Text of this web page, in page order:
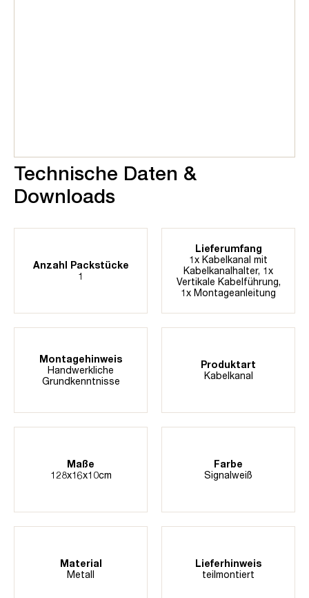
Technische Daten &
Downloads
Anzahl Packstücke
1
Lieferumfang
1x Kabelkanal mit
Kabelkanalhalter, 1x
Vertikale Kabelführung,
1x Montageanleitung
Montagehinweis
Handwerkliche
Grundkenntnisse
Produktart
Kabelkanal
Maße
128x16x10cm
Farbe
Signalweiß
Material
Metall
Lieferhinweis
teilmontiert